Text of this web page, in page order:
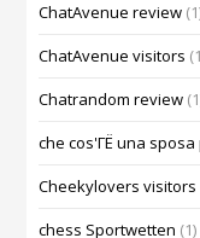
ChatAvenue review
ChatAvenue visitors
Chatrandom review
che cos'ГЁ una
Cheekylovers visitors
chess Sportwetten (1)